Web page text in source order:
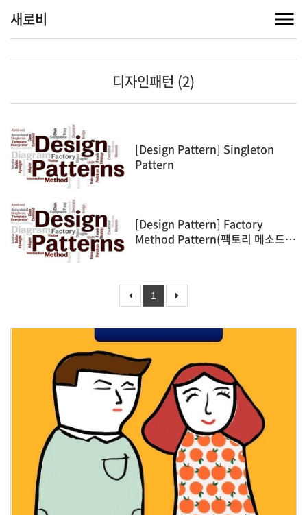
새로비
디자인패턴 (2)
[Design Pattern] Singleton
Pattern
[Design Pattern] Factory
Method Pattern(팩토리 메소드
1